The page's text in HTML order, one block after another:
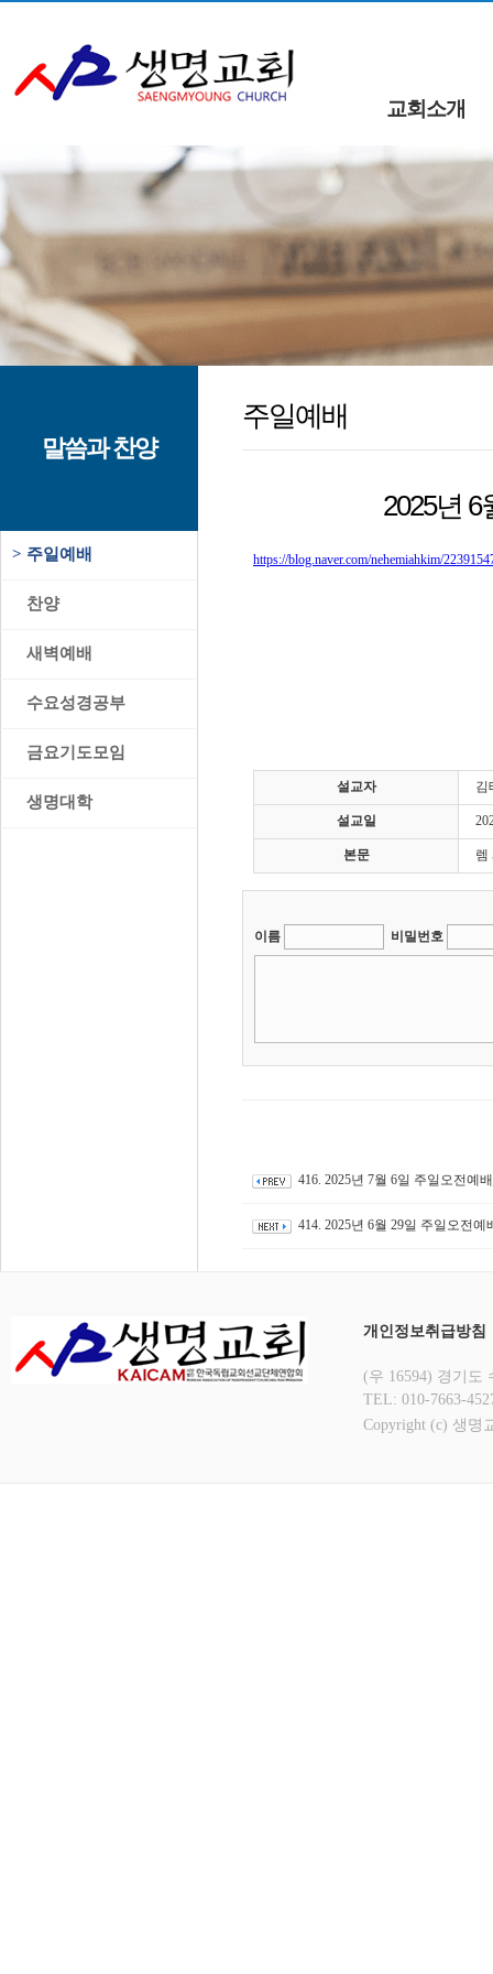
교회소개
말씀과 찬양
> 주일예배
찬양
새벽예배
수요성경공부
금요기도모임
생명대학
주일예배
2025년
https://blog.naver.com/nehemiahkim/
설교자 김
설교일
본문 렘
이름 비밀번호
416. 2025년 7월 6일 주일오전예
414. 2025년 6월 29일 주일오전
개인정보취급방침
(우 16594) 경기도
TEL: 010-7663-
Copyright (c) 생명